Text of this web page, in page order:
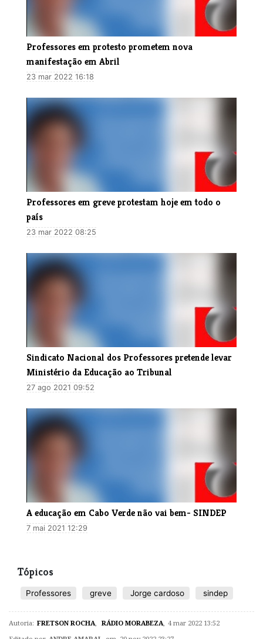
Professores em protesto prometem nova
manifestação em Abril
23 mar 2022 16:18
Professores em greve protestam hoje em todo o
país
23 mar 2022 08:25
Sindicato Nacional dos Professores pretende levar
Ministério da Educação ao Tribunal
27 ago 2021 09:52
A educação em Cabo Verde não vai bem- SINDEP
7 mai 2021 12:29
Tópicos
Professores greve Jorge cardoso sindep
Autoria: FRETSON ROCHA RÁDIO MORABEZA 4 mar 2022 13:52